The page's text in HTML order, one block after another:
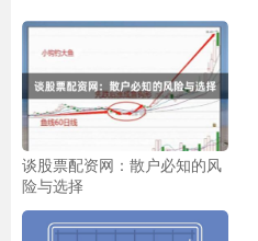
谈股票配资网：散户必知的风
险与选择